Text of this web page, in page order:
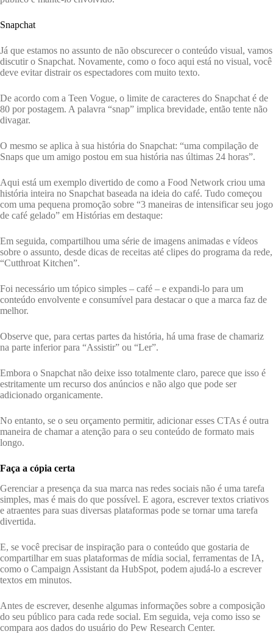
Snapchat
Já que estamos no assunto de não obscurecer o conteúdo visual, vamos
discutir o Snapchat. Novamente, como o foco aqui está no visual, você
deve evitar distrair os espectadores com muito texto.
De acordo com a Teen Vogue, o limite de caracteres do Snapchat é de
80 por postagem. A palavra “snap” implica brevidade, então tente não
divagar.
O mesmo se aplica à sua história do Snapchat: “uma compilação de
Snaps que um amigo postou em sua história nas últimas 24 horas”.
Aqui está um exemplo divertido de como a Food Network criou uma
história inteira no Snapchat baseada na ideia do café. Tudo começou
com uma pequena promoção sobre “3 maneiras de intensificar seu jogo
de café gelado” em Histórias em destaque:
Em seguida, compartilhou uma série de imagens animadas e vídeos
sobre o assunto, desde dicas de receitas até clipes do programa da rede,
“Cutthroat Kitchen”.
Foi necessário um tópico simples – café – e expandi-lo para um
conteúdo envolvente e consumível para destacar o que a marca faz de
melhor.
Observe que, para certas partes da história, há uma frase de chamariz
na parte inferior para “Assistir” ou “Ler”.
Embora o Snapchat não deixe isso totalmente claro, parece que isso é
estritamente um recurso dos anúncios e não algo que pode ser
adicionado organicamente.
No entanto, se o seu orçamento permitir, adicionar esses CTAs é outra
maneira de chamar a atenção para o seu conteúdo de formato mais
longo.
Faça a cópia certa
Gerenciar a presença da sua marca nas redes sociais não é uma tarefa
simples, mas é mais do que possível. E agora, escrever textos criativos
e atraentes para suas diversas plataformas pode se tornar uma tarefa
divertida.
E, se você precisar de inspiração para o conteúdo que gostaria de
compartilhar em suas plataformas de mídia social, ferramentas de IA,
como o Campaign Assistant da HubSpot, podem ajudá-lo a escrever
textos em minutos.
Antes de escrever, desenhe algumas informações sobre a composição
do seu público para cada rede social. Em seguida, veja como isso se
compara aos dados do usuário do Pew Research Center.